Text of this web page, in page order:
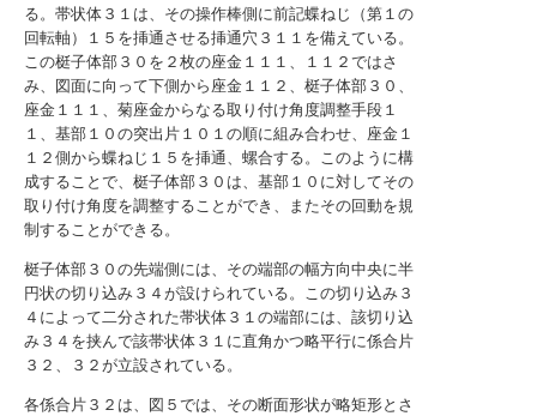
る。帯状体３１は、その操作棒側に前記蝶ねじ（第１の
回転軸）１５を挿通させる挿通穴３１１を備えている。
この梃子体部３０を２枚の座金１１１、１１２ではさ
み、図面に向って下側から座金１１２、梃子体部３０、
座金１１１、菊座金からなる取り付け角度調整手段１
１、基部１０の突出片１０１の順に組み合わせ、座金１
１２側から蝶ねじ１５を挿通、螺合する。このように構
成することで、梃子体部３０は、基部１０に対してその
取り付け角度を調整することができ、またその回動を規
制することができる。
梃子体部３０の先端側には、その端部の幅方向中央に半
円状の切り込み３４が設けられている。この切り込み３
４によって二分された帯状体３１の端部には、該切り込
み３４を挟んで該帯状体３１に直角かつ略平行に係合片
３２、３２が立設されている。
各係合片３２は、図５では、その断面形状が略矩形とさ